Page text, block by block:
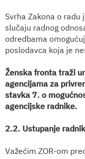
Svrha Zakona o
slučaju radnog
odredbama
poslodavca koja je
Ženska fronta traži
agencijama za
stavka 7. o
agencijske radnike.
2.2. Ustupanje
Važećim ZOR-om